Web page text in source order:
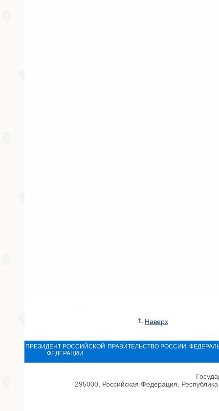
Наверх
ПРЕЗИДЕНТ РОССИЙСКОЙ
ФЕДЕРАЦИИ
ПРАВИТЕЛЬСТВО РОССИИ
295000, Российская Федерация,